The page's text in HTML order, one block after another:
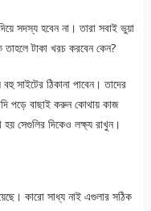
সদস্য হবেন না। তারা সবাই ভুয়া
টাকা খরচ করবেন কেন?
সাইটের ঠিকানা পাবেন। তাদের
পড়ে বাছাই করুন কোথায় কাজ
হয় সেগুলির দিকেও লক্ষ্য রাখুন।
কারো সাধ্য নাই এগুলার সঠিক